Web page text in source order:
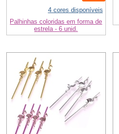
4 cores disponíveis
Palhinhas coloridas em forma de
estrela - 6 unid.